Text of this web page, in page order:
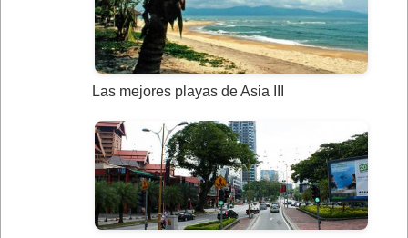
Las mejores playas de Asia III